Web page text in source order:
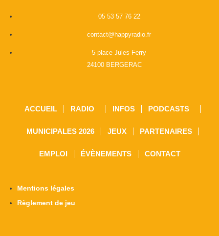
05 53 57 76 22
contact@happyradio.fr
5 place Jules Ferry
24100 BERGERAC
ACCUEIL RADIO INFOS PODCASTS
MUNICIPALES 2026 JEUX PARTENAIRES
EMPLOI ÉVÈNEMENTS CONTACT
Mentions légales
Règlement de jeu